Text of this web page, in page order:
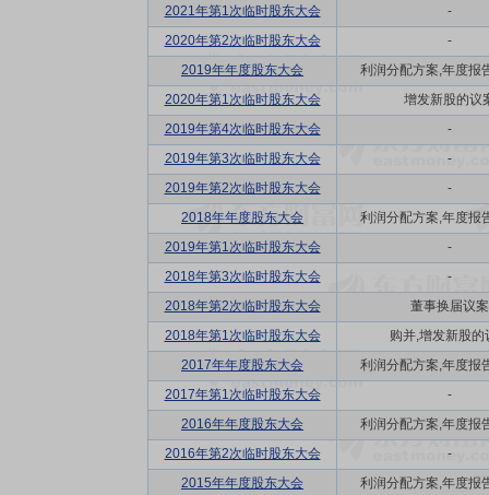
2021年第1次临时股东大会
-
2020年第2次临时股东大会
-
2019年年度股东大会
利润分配方案,年度报
2020年第1次临时股东大会
增发新股的议
2019年第4次临时股东大会
-
2019年第3次临时股东大会
-
2019年第2次临时股东大会
-
2018年年度股东大会
利润分配方案,年度报
2019年第1次临时股东大会
-
2018年第3次临时股东大会
-
2018年第2次临时股东大会
董事换届议案
2018年第1次临时股东大会
购并,增发新股的
2017年年度股东大会
利润分配方案,年度报
2017年第1次临时股东大会
-
2016年年度股东大会
利润分配方案,年度报
2016年第2次临时股东大会
-
2015年年度股东大会
利润分配方案,年度报